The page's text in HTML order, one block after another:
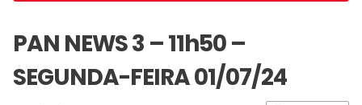
PAN NEWS 3 – 11h50 –
SEGUNDA-FEIRA 01/07/24